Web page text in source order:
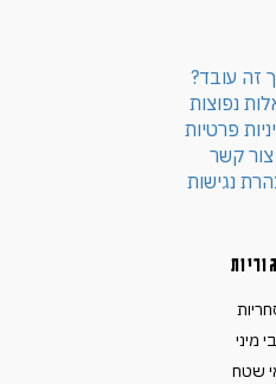
זה עובד?
נפוצות
פרטיות
צור קשר
נגישות
מיני
שטח